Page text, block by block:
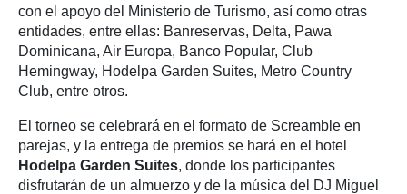
con el apoyo del Ministerio de Turismo, así como otras
entidades, entre ellas: Banreservas, Delta, Pawa
Dominicana, Air Europa, Banco Popular, Club
Hemingway, Hodelpa Garden Suites, Metro Country
Club, entre otros.
El torneo se celebrará en el formato de Screamble en
parejas, y la entrega de premios se hará en el hotel
Hodelpa Garden Suites, donde los participantes
disfrutarán de un almuerzo y de la música del DJ Miguel